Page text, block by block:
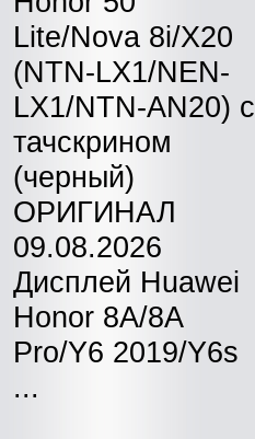
Lite/Nova 8i/X20
(NTN-LX1/NEN-
LX1/NTN-AN20) с
тачскрином
(черный)
ОРИГИНАЛ
09.08.2026
Дисплей Huawei
Honor 8A/8A
Pro/Y6 2019/Y6s
...